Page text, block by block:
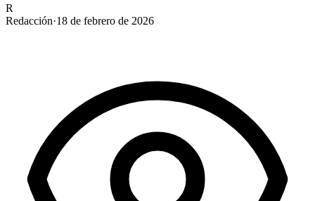
R
Redacción·18 de febrero de 2026